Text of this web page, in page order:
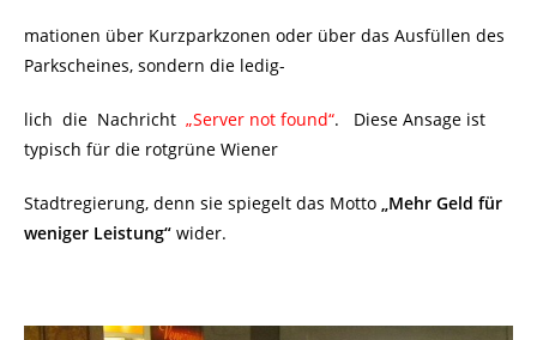
mationen über Kurzparkzonen oder über das Ausfüllen des
Parkscheines, sondern die ledig-
lich die Nachricht „Server not found“. Diese Ansage ist
typisch für die rotgrüne Wiener
Stadtregierung, denn sie spiegelt das Motto „Mehr Geld für
weniger Leistung“ wider.